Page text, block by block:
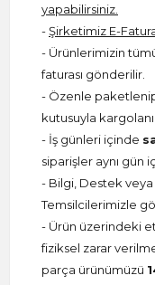
yapabilirsiniz.
-Şirketimiz E-
- Ürünlerimizin
faturası gönderilir.
- Özenle
kutusuyla
- İş günleri içinde
siparişler aynı gün
- Bilgi, Destek
Temsilcilerimizle
- Ürün üzerindeki
fiziksel zarar
parça ürünümüzü